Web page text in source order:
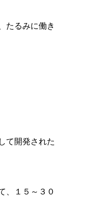
たるみに働き
て開発された
、１５～３０